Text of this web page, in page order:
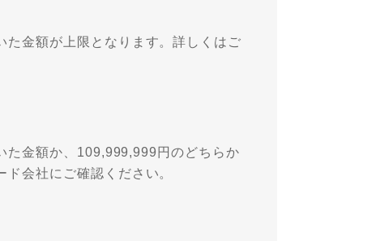
た金額が上限となります。詳しくはご
た金額か、109,999,999円のどちらか
会社にご確認ください。